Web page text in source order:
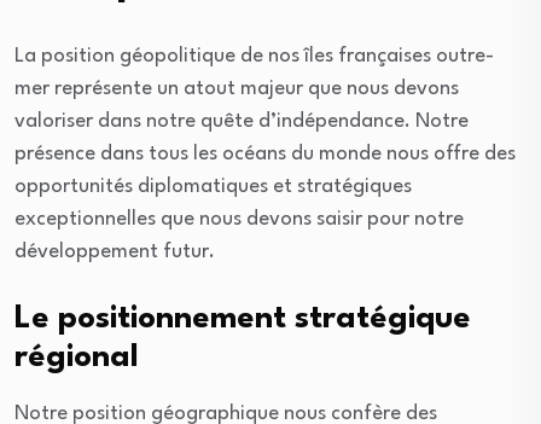
La position géopolitique de nos îles françaises outre-
mer représente un atout majeur que nous devons
valoriser dans notre quête d’indépendance. Notre
présence dans tous les océans du monde nous offre des
opportunités diplomatiques et stratégiques
exceptionnelles que nous devons saisir pour notre
développement futur.
Le positionnement stratégique
régional
Notre position géographique nous confère des